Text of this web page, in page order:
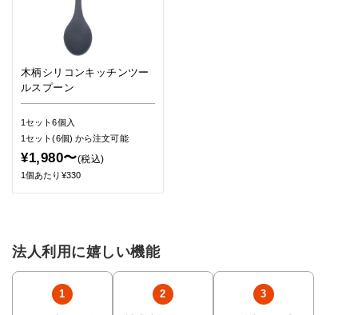
木柄シリコンキッチンツー
ルスプーン
1セット6個入
1セット(6個) から注文可能
¥1,980〜(税込)
1個あたり¥330
法人利用に嬉しい機能